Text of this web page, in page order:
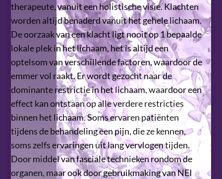
therapeute, vanuit een holistische visie. Klachten
worden altijd benaderd vanuit het gehele lichaam.
De oorzaak van een klacht ligt nooit op 1 bepaalde
lokale plek in het lichaam, het is altijd een
optelsom van verschillende factoren, waardoor de
emmer vol raakt. Er wordt gezocht naar de
dominante restrictie in het lichaam, waardoor een
effect kan ontstaan op alle verdere restricties
binnen het lichaam. Soms ervaren patiënten
tijdens de behandeling een pijn, die ze kennen,
soms zelfs ervaringen uit lang vervlogen tijden.
Door middel van fasciale technieken rondom de
organen, maar ook door gebruikmaking van NEI